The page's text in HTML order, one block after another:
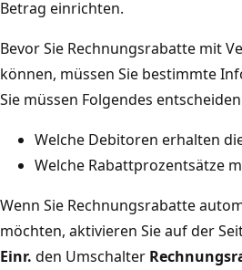
Betrag einrichten.
Bevor Sie Rechnungsrabatte mit
können, müssen Sie bestimmte
Sie müssen Folgendes
Welche Debitoren erhalten
Welche Rabattprozentsätze
Wenn Sie Rechnungsrabatte
möchten, aktivieren Sie auf der
Einr. den Umschalter